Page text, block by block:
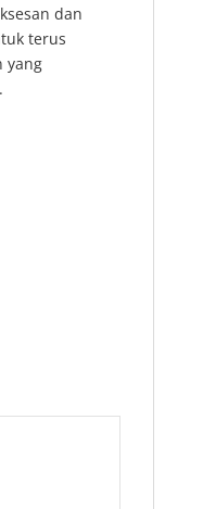
dan
terus
yang